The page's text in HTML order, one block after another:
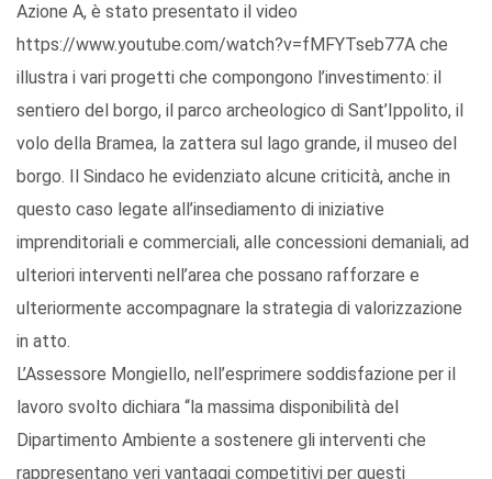
Azione A, è stato presentato il video
https://www.youtube.com/watch?v=fMFYTseb77A che
illustra i vari progetti che compongono l’investimento: il
sentiero del borgo, il parco archeologico di Sant’Ippolito, il
volo della Bramea, la zattera sul lago grande, il museo del
borgo. Il Sindaco he evidenziato alcune criticità, anche in
questo caso legate all’insediamento di iniziative
imprenditoriali e commerciali, alle concessioni demaniali, ad
ulteriori interventi nell’area che possano rafforzare e
ulteriormente accompagnare la strategia di valorizzazione
in atto.
L’Assessore Mongiello, nell’esprimere soddisfazione per il
lavoro svolto dichiara “la massima disponibilità del
Dipartimento Ambiente a sostenere gli interventi che
rappresentano veri vantaggi competitivi per questi